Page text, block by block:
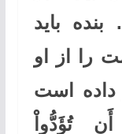
باید
را از او
داده است
تُؤَدُّواْ